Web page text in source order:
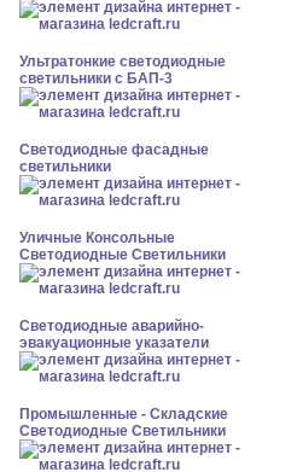
Ультратонкие светодиодные
светильники с БАП-3
Светодиодные фасадные
светильники
Уличные Консольные
Светодиодные Светильники
Светодиодные аварийно-
эвакуационные указатели
Промышленные - Складские
Светодиодные Светильники